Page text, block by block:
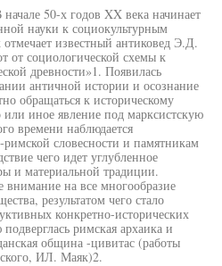
50-х годов XX века начинает
науки к социокультурным
известный антиковед Э.Д.
от социологической схемы к
древности»1. Появилась
античной истории и осознание
обращаться к историческому
иное явление под марксистскую
времени наблюдается
словесности и памятникам
чего идет углубленное
и материальной традиции.
внимание на все многообразие
результатом чего стало
конкретно-исторических
римская архаика и
община -цивитас (работы
ИЛ. Маяк)2.